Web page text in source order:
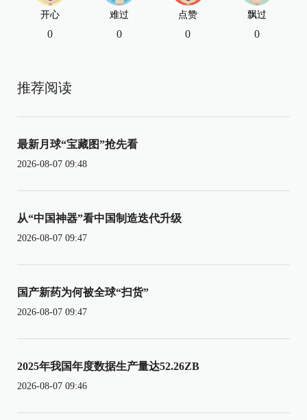
开心
0
难过
0
点赞
0
飘过
0
推荐阅读
最新月球“宝藏图”抢先看
2026-08-07 09:48
从“中国神器”看中国制造迭代升级
2026-08-07 09:47
国产新药为何被全球“扫货”
2026-08-07 09:47
2025年我国年度数据生产量达52.26ZB
2026-08-07 09:46